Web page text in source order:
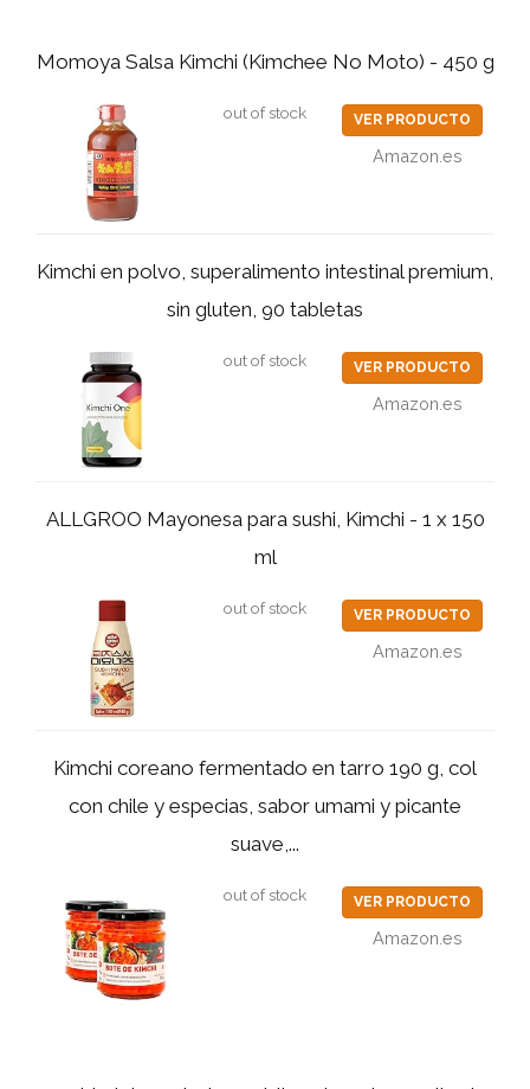
Momoya Salsa Kimchi (Kimchee No Moto) - 450 g
out of stock VER PRODUCTO
Amazon.es
Kimchi en polvo, superalimento intestinal premium,
sin gluten, 90 tabletas
out of stock VER PRODUCTO
Amazon.es
ALLGROO Mayonesa para sushi, Kimchi - 1 x 150
ml
out of stock VER PRODUCTO
Amazon.es
Kimchi coreano fermentado en tarro 190 g, col
con chile y especias, sabor umami y picante
suave,...
out of stock VER PRODUCTO
Amazon.es